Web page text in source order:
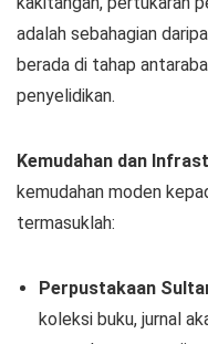
adalah sebahagian
berada di tahap
penyelidikan.
Kemudahan dan
kemudahan moden
termasuklah:
Perpustakaan
koleksi buku, jurnal